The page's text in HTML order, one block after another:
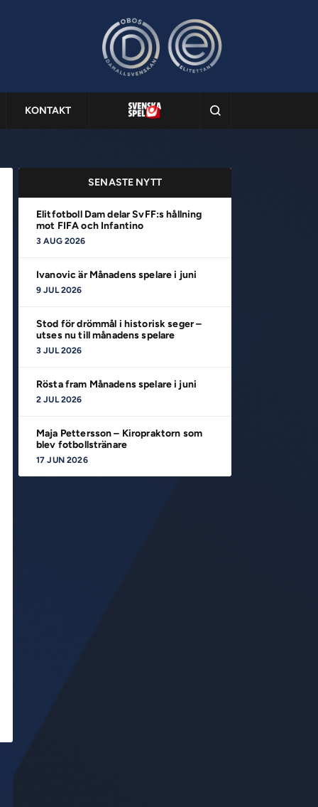
KONTAKT
SENASTE NYTT
Elitfotboll Dam delar SvFF:s hållning
mot FIFA och Infantino
3 AUG 2026
Ivanovic är Månadens spelare i juni
9 JUL 2026
Stod för drömmål i historisk seger –
utses nu till månadens spelare
3 JUL 2026
Rösta fram Månadens spelare i juni
2 JUL 2026
Maja Pettersson – Kiropraktorn som
blev fotbollstränare
17 JUN 2026